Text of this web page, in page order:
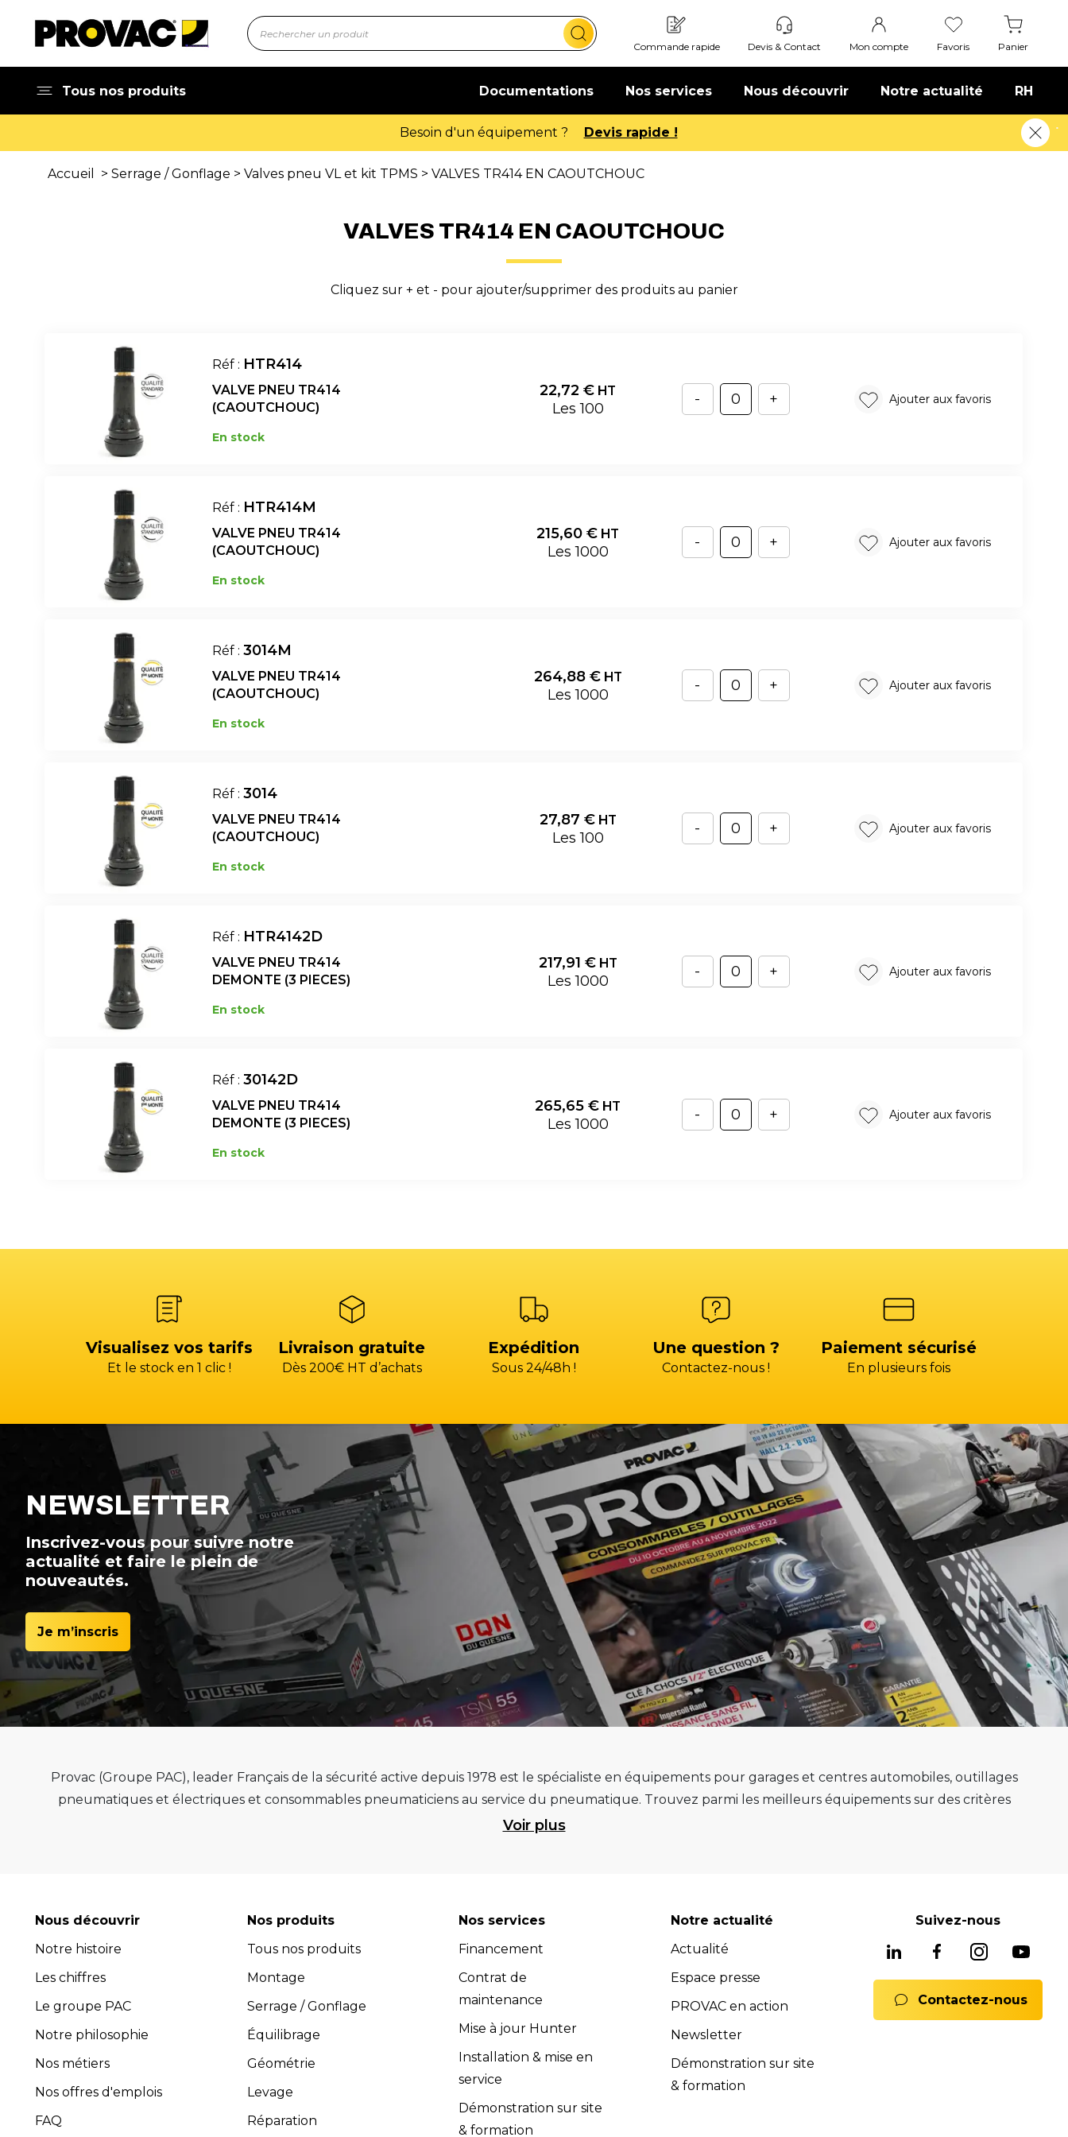
Commande rapide Devis & Contact Mon compte Favoris Panier
Tous nos produits Documentations Nos services Nous découvrir Notre actualité RH
Besoin d'un équipement ? Devis rapide !
Accueil > Serrage / Gonflage > Valves pneu VL et kit TPMS > VALVES TR414 EN CAOUTCHOUC
VALVES TR414 EN CAOUTCHOUC
Cliquez sur + et - pour ajouter/supprimer des produits au panier
Réf : HTR414
VALVE PNEU TR414
(CAOUTCHOUC)
En stock
22,72 € HT
Les 100
- + Ajouter aux favoris
Réf : HTR414M
VALVE PNEU TR414
(CAOUTCHOUC)
En stock
215,60 € HT
Les 1000
- + Ajouter aux favoris
Réf : 3014M
VALVE PNEU TR414
(CAOUTCHOUC)
En stock
264,88€HT
Les 1000
- + Ajouter aux favoris
Réf : 3014
VALVE PNEU TR414
(CAOUTCHOUC)
En stock
27,87 €HT
Les 100
- + Ajouter aux favoris
Réf : HTR4142D
VALVE PNEU TR414
DEMONTE (3 PIECES)
En stock
217,91 €HT
Les 1000
- + Ajouter aux favoris
Réf : 30142D
VALVE PNEU TR414
DEMONTE (3 PIECES)
En stock
265,65 € HT
Les 1000
- + Ajouter aux favoris
Visualisez vos tarifs
Et le stock en 1 clic !
Livraison gratuite
Dès 200€ HT d’achats
Expédition
Sous 24/48h !
Une question ?
Contactez-nous !
Paiement sécurisé
En plusieurs fois
NEWSLETTER
Inscrivez-vous pour suivre notre
actualité et faire le plein de
nouveautés.
Je m’inscris
Provac (Groupe PAC), leader Français de la sécurité active depuis 1978 est le spécialiste en équipements pour garages et centres automobiles, outillages
pneumatiques et électriques et consommables pneumaticiens au service du pneumatique. Trouvez parmi les meilleurs équipements sur des critères
de qualité, de pérennité et d’avance technologique pour que la roue remplisse au mieux sa mission.
optimiser l'efficacité et la productivité de votre atelier. Retrouvez une sélection de marques renommées, reconnues pour leur fiabilité, leur durabilité et
Avec plus de 45 ans d’expérience, PROVAC dispose d’un service après-vente efficace et propose une offre complète de services pour assurer
l’installation et la maintenance des équipements (contrats de maintenance, extensions de garantie, contrats full service, formations). Notre équipe est
composée de professionnels expérimentés et compétents dans le domaine de l'équipement de garage. Nous sommes là pour vous conseiller et vous
guider dans le choix des équipements les plus adaptés à vos besoins spécifiques. Les équipes Provac commerciales et SAV sont à votre disposition pour
fournir un soutien technique et répondre à toutes vos questions.
Provac accorde une grande importance à la satisfaction clients.
Toutes les activités, y compris l’installation et la maintenance, sont conformes aux exigences de la norme iso 9001:2015.
Voir plus
Nous découvrir
Notre histoire
Les chiffres
Le groupe PAC
Notre philosophie
Nos métiers
Nos offres d'emplois
FAQ
Nos produits
Tous nos produits
Montage
Serrage / Gonflage
Équilibrage
Géométrie
Levage
Réparation
Nos services
Financement
Contrat de
maintenance
Mise à jour Hunter
Installation & mise en
service
Démonstration sur site
& formation
Notre actualité
Actualité
Espace presse
PROVAC en action
Newsletter
Démonstration sur site
& formation
Suivez-nous
Contactez-nous